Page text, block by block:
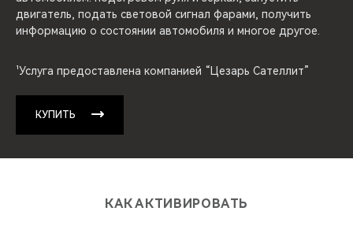
CHERY ДЛЯ ДЕТЕЙ
двигатель, подать световой сигнал фарами, получить
информацию о состоянии автомобиля и многое другое.
¹Услуга предоставлена компанией “Цезарь Сателлит”
КУПИТЬ
КАК АКТИВИРОВАТЬ